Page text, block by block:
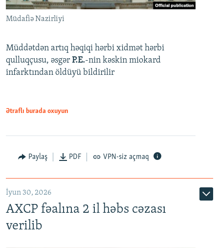
Müdafiə Nazirliyi
Müddətdən artıq həqiqi hərbi xidmət hərbi
qulluqçusu, əsgər P.E.-nin kəskin miokard
infarktından öldüyü bildirilir
Ətraflı burada oxuyun
Paylaş PDF VPN-siz açmaq
İyun 30, 2026
AXCP fəalına 2 il həbs cəzası
verilib